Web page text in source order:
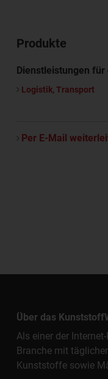
Produkte
Dienstleistungen
Logistik, Transport
Per E-Mail
Über das
Als einer der
Branche mit
Kunststoffe sowie